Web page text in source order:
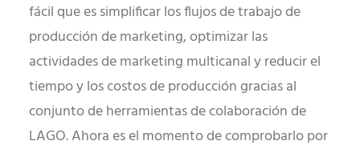
fácil que es simplificar los flujos de trabajo de
producción de marketing, optimizar las
actividades de marketing multicanal y reducir el
tiempo y los costos de producción gracias al
conjunto de herramientas de colaboración de
LAGO. Ahora es el momento de comprobarlo por